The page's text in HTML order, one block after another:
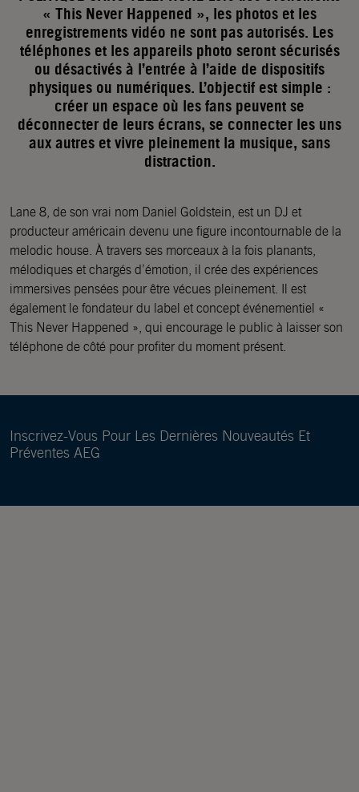
« This Never Happened », les photos et les
enregistrements vidéo ne sont pas autorisés. Les
téléphones et les appareils photo seront sécurisés
ou désactivés à l’entrée à l’aide de dispositifs
physiques ou numériques. L’objectif est simple :
créer un espace où les fans peuvent se
déconnecter de leurs écrans, se connecter les uns
aux autres et vivre pleinement la musique, sans
distraction.
Lane 8, de son vrai nom Daniel Goldstein, est un DJ et
producteur américain devenu une figure incontournable de la
melodic house. À travers ses morceaux à la fois planants,
mélodiques et chargés d’émotion, il crée des expériences
immersives pensées pour être vécues pleinement. Il est
également le fondateur du label et concept événementiel «
This Never Happened », qui encourage le public à laisser son
téléphone de côté pour profiter du moment présent.
Inscrivez-Vous Pour Les Dernières Nouveautés Et
Préventes AEG